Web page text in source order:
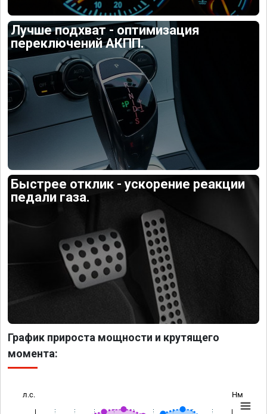
Лучше подхват - оптимизация
переключений АКПП.
Быстрее отклик - ускорение реакции
педали газа.
График прироста мощности и крутящего
момента:
л.с. Нм